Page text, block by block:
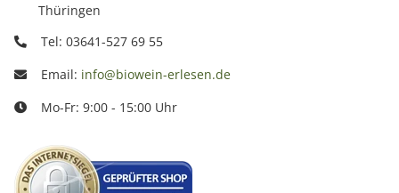
Thüringen
Tel: 03641-527 69 55
Email: info@biowein-erlesen.de
Mo-Fr: 9:00 - 15:00 Uhr